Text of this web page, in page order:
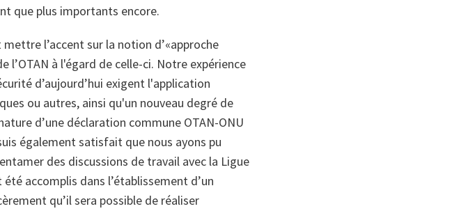
que plus importants encore.
l’accent sur la notion d’«approche
à l'égard de celle-ci. Notre expérience
d’aujourd’hui exigent l'application
ou autres, ainsi qu'un nouveau degré de
d’une déclaration commune OTAN-ONU
également satisfait que nous ayons pu
des discussions de travail avec la Ligue
accomplis dans l’établissement d’un
qu’il sera possible de réaliser